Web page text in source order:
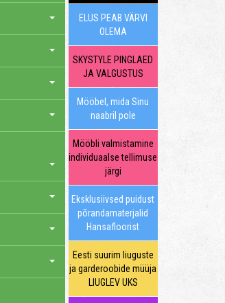
ELUS PEAB VÄRVI
OLEMA
SKYSTYLE PINGLAED
JA VALGUSTUS
Mööbel, mida Sinu
naabril pole
Mööbli valmistamine
individuaalse tellimuse
järgi
Eksklusiivsed puidust
põrandamaterjalid
Hansafloorist
Eesti suurim liuguste
ja garderoobide müüja
LIUGLEV UKS